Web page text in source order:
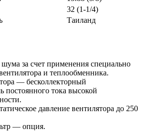
32 (1-1/4)
Таиланд
за счет применения специально
и теплообменника.
— бесколлекторный
постоянного тока высокой
давление вентилятора до 250
— опция.